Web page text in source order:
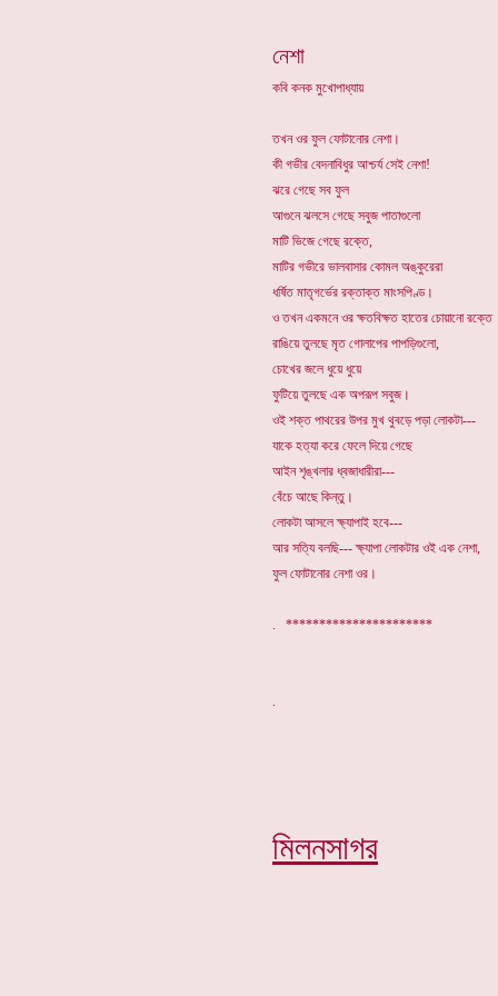
নেশা
কবি কনক মুখোপাধ্যায়
তখন ওর ফুল ফোটানোর নেশা।
কী গভীর বেদনাবিধুর আশ্চর্য সেই নেশা!
ঝরে গেছে সব ফুল
আগুনে ঝলসে গেছে সবুজ পাতাগুলো
মাটি ভিজে গেছে রক্তে,
মাটির গভীরে ভালবাসার কোমল অঙ্কুরেরা
ধর্ষিত মাতৃগর্ভের রক্তাক্ত মাংসপিণ্ড।
ও তখন একমনে ওর ক্ষতবিক্ষত হাতের চোয়ানো রক্তে
রাঙিয়ে তুলছে মৃত গোলাপের পাপড়িগুলো,
চোখের জলে ধুয়ে ধুয়ে
ফুটিয়ে তুলছে এক অপরূপ সবুজ।
ওই শক্ত পাথরের উপর মুখ থুবড়ে পড়া লোকটা---
যাকে হত্যা করে ফেলে দিয়ে গেছে
আইন শৃঙ্খলার ধ্বজাধারীরা---
বেঁচে আছে কিন্তু।
লোকটা আসলে ক্ষ্যাপাই হবে---
আর সত্যি বলছি--- ক্ষ্যাপা লোকটার ওই এক নেশা,
ফুল ফোটানোর নেশা ওর।
. **********************
মিলনসাগর